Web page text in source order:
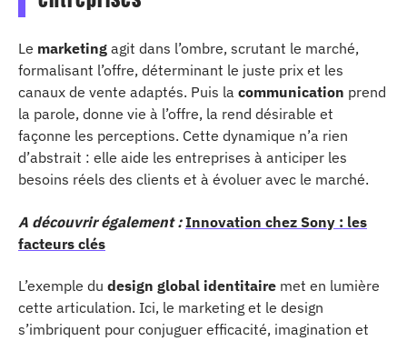
Le marketing agit dans l’ombre, scrutant le marché,
formalisant l’offre, déterminant le juste prix et les
canaux de vente adaptés. Puis la communication prend
la parole, donne vie à l’offre, la rend désirable et
façonne les perceptions. Cette dynamique n’a rien
d’abstrait : elle aide les entreprises à anticiper les
besoins réels des clients et à évoluer avec le marché.
A découvrir également : Innovation chez Sony : les
facteurs clés
L’exemple du design global identitaire met en lumière
cette articulation. Ici, le marketing et le design
s’imbriquent pour conjuguer efficacité, imagination et